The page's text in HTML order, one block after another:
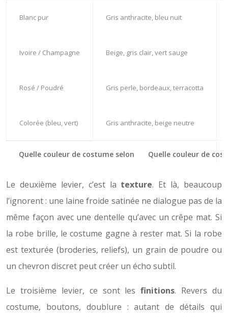
Quelle couleur de
Blanc pur Gris anthracite, bleu nuit
Ivoire / Champagne Beige, gris clair, vert sauge
Rosé / Poudré Gris perle, bordeaux, terracotta
Colorée (bleu, vert) Gris anthracite, beige neutre
Le deuxième levier, c’est la texture. Et là, beaucoup
l’ignorent : une laine froide satinée ne dialogue pas de la
même façon avec une dentelle qu’avec un crêpe mat. Si
la robe brille, le costume gagne à rester mat. Si la robe
est texturée (broderies, reliefs), un grain de poudre ou
un chevron discret peut créer un écho subtil.
Le troisième levier, ce sont lesfinitions. Revers du
costume, boutons, doublure : autant de détails qui